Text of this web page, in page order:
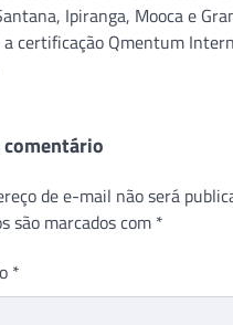
Ipiranga, Mooca e
a certificação Qmentum
comentário
de e-mail não será
são marcados com *
*